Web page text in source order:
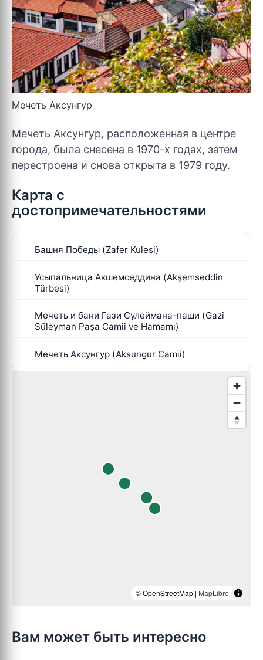
Мечеть Аксунгур
Мечеть Аксунгур, расположенная в центре
города, была снесена в 1970-х годах, затем
перестроена и снова открыта в 1979 году.
Карта с
достопримечательностями
Башня Победы (Zafer Kulesi)
Усыпальница Акшемседдина (Akşemseddin
Türbesi)
Мечеть и бани Гази Сулеймана-паши (Gazi
Süleyman Paşa Camii ve Hamamı)
Мечеть Аксунгур (Aksungur Camii)
© OpenStreetMap | MapLibre
Вам может быть интересно